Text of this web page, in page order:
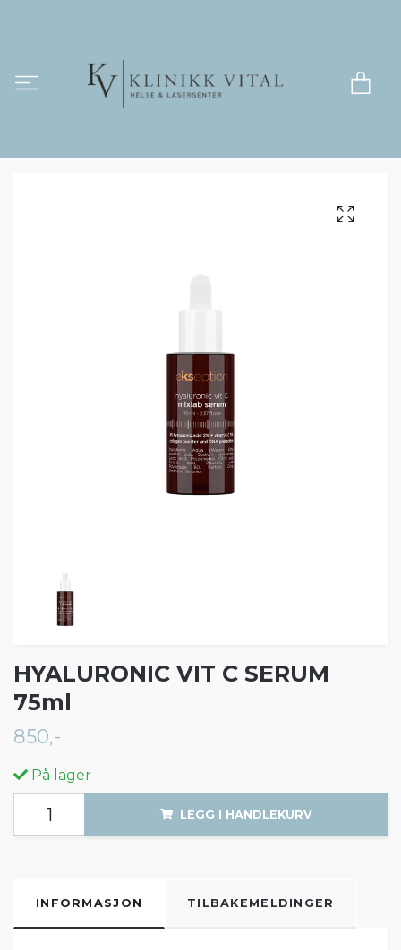
HYALURONIC VIT C SERUM
75ml
850,-
På lager
LEGG I HANDLEKURV
INFORMASJON TILBAKEMELDINGER